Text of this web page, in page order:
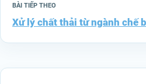
BÀI TIẾP THEO
Xử lý chất thải từ ngành chế